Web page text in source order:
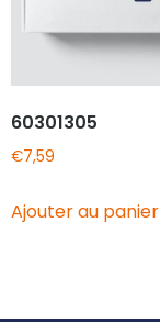
60301305
€7,59
Ajouter au panier